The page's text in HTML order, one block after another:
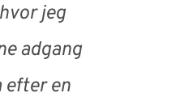
jeg
adgang
efter en